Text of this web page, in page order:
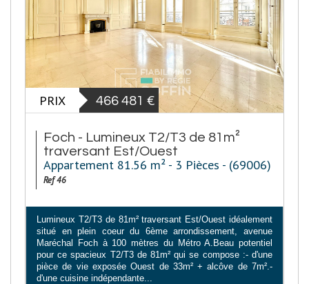
PRIX 466 481 €
Foch - Lumineux T2/T3 de 81m²
traversant Est/Ouest
Appartement 81.56 m² - 3 Pièces - (69006)
Ref 46
Lumineux T2/T3 de 81m² traversant Est/Ouest idéalement
situé en plein coeur du 6ème arrondissement, avenue
Maréchal Foch à 100 mètres du Métro A.Beau potentiel
pour ce spacieux T2/T3 de 81m² qui se compose :- d'une
pièce de vie exposée Ouest de 33m² + alcôve de 7m².-
d'une cuisine indépendante...